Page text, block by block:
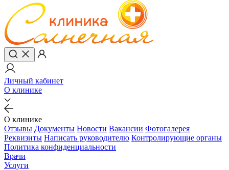
Личный кабинет
О клинике
О клинике
Отзывы Документы Новости Вакансии Фотогалерея
Реквизиты Написать руководителю Контролирующие органы
Политика конфиденциальности
Врачи
Услуги